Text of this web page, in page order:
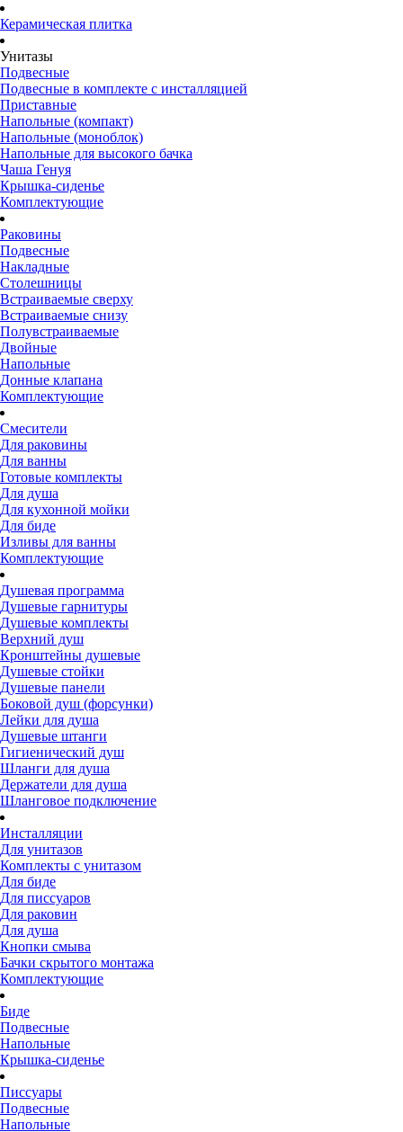
Керамическая плитка
Унитазы
Подвесные
Подвесные в комплекте с инсталляцией
Приставные
Напольные (компакт)
Напольные (моноблок)
Напольные для высокого бачка
Чаша Генуя
Крышка-сиденье
Комплектующие
Раковины
Подвесные
Накладные
Столешницы
Встраиваемые сверху
Встраиваемые снизу
Полувстраиваемые
Двойные
Напольные
Донные клапана
Комплектующие
Смесители
Для раковины
Для ванны
Готовые комплекты
Для душа
Для кухонной мойки
Для биде
Изливы для ванны
Комплектующие
Душевая программа
Душевые гарнитуры
Душевые комплекты
Верхний душ
Кронштейны душевые
Душевые стойки
Душевые панели
Боковой душ (форсунки)
Лейки для душа
Душевые штанги
Гигиенический душ
Шланги для душа
Держатели для душа
Шланговое подключение
Инсталляции
Для унитазов
Комплекты с унитазом
Для биде
Для писсуаров
Для раковин
Для душа
Кнопки смыва
Бачки скрытого монтажа
Комплектующие
Биде
Подвесные
Напольные
Крышка-сиденье
Писсуары
Подвесные
Напольные